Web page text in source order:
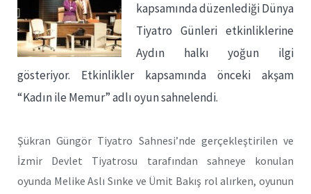
kapsamında düzenlediği Dünya
Tiyatro Günleri etkinliklerine
Aydın halkı yoğun ilgi
gösteriyor. Etkinlikler kapsamında önceki akşam
“Kadın ile Memur” adlı oyun sahnelendi.
Şükran Güngör Tiyatro Sahnesi’nde gerçekleştirilen ve
İzmir Devlet Tiyatrosu tarafından sahneye konulan
oyunda Melike Aslı Sınke ve Ümit Bakış rol alırken, oyunun